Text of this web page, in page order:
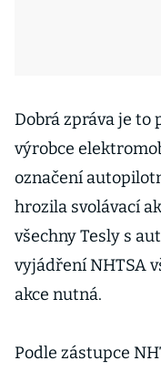
Dobrá zpráva je to
výrobce
označení
hrozila svolávací
všechny Tesly s
vyjádření NHTSA
akce nutná.
Podle zástupce